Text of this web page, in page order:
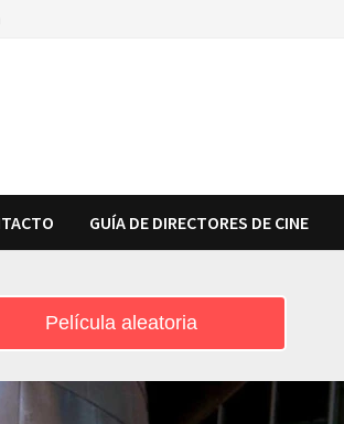
GUÍA DE DIRECTORES DE CINE
Película aleatoria